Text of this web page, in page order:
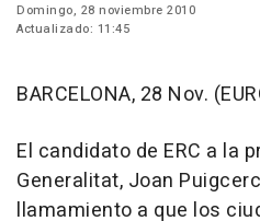
Domingo, 28 noviembre 2010
Actualizado: 11:45
BARCELONA, 28 Nov.
El candidato de ERC a la
Generalitat, Joan
llamamiento a que los